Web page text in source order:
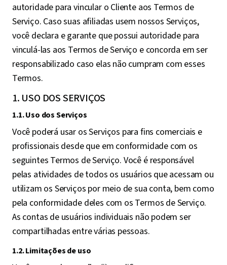
autoridade para vincular o Cliente aos Termos de
Serviço. Caso suas afiliadas usem nossos Serviços,
você declara e garante que possui autoridade para
vinculá-las aos Termos de Serviço e concorda em ser
responsabilizado caso elas não cumpram com esses
Termos.
1. USO DOS SERVIÇOS
1.1. Uso dos Serviços
Você poderá usar os Serviços para fins comerciais e
profissionais desde que em conformidade com os
seguintes Termos de Serviço. Você é responsável
pelas atividades de todos os usuários que acessam ou
utilizam os Serviços por meio de sua conta, bem como
pela conformidade deles com os Termos de Serviço.
As contas de usuários individuais não podem ser
compartilhadas entre várias pessoas.
1.2. Limitações de uso